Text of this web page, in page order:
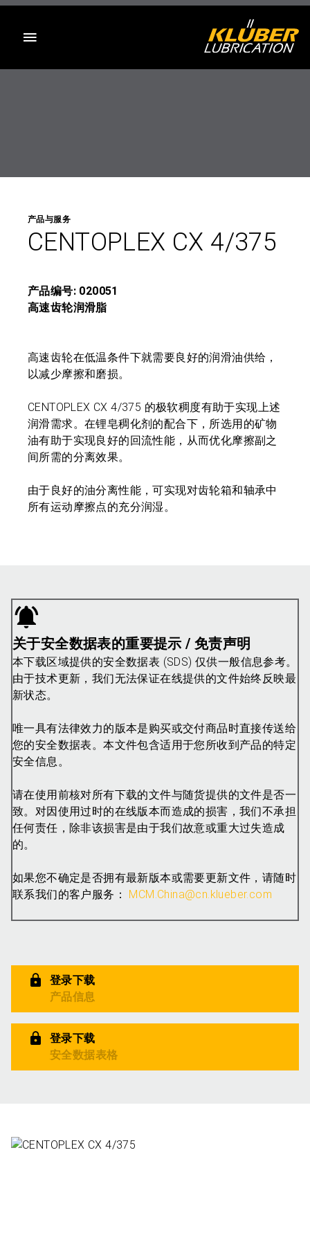
产品与服务
CENTOPLEX CX 4/375
产品编号: 020051
高速齿轮润滑脂
高速齿轮在低温条件下就需要良好的润滑油供给，
以减少摩擦和磨损。
CENTOPLEX CX 4/375 的极软稠度有助于实现上述
润滑需求。在锂皂稠化剂的配合下，所选用的矿物
油有助于实现良好的回流性能，从而优化摩擦副之
间所需的分离效果。
由于良好的油分离性能，可实现对齿轮箱和轴承中
所有运动摩擦点的充分润湿。
关于安全数据表的重要提示 / 免责声明
本下载区域提供的安全数据表 (SDS) 仅供一般信息参考。
由于技术更新，我们无法保证在线提供的文件始终反映最
新状态。
唯一具有法律效力的版本是购买或交付商品时直接传送给
您的安全数据表。本文件包含适用于您所收到产品的特定
安全信息。
请在使用前核对所有下载的文件与随货提供的文件是否一
致。对因使用过时的在线版本而造成的损害，我们不承担
任何责任，除非该损害是由于我们故意或重大过失造成
的。
如果您不确定是否拥有最新版本或需要更新文件，请随时
联系我们的客户服务： MCM.China@cn.klueber.com
登录下载
产品信息
登录下载
安全数据表格